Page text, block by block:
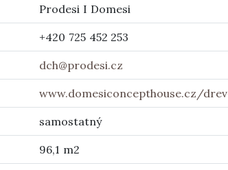
Prodesi I Domesi
+420 725 452 253
dch@prodesi.cz
www.domesiconcepthouse.cz/
samostatný
96,1 m2